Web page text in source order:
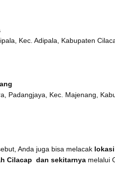
Kec. Adipala, Kabupaten
Padangjaya, Kec. Majenang,
Anda juga bisa melacak
Cilacap dan sekitarnya melalui